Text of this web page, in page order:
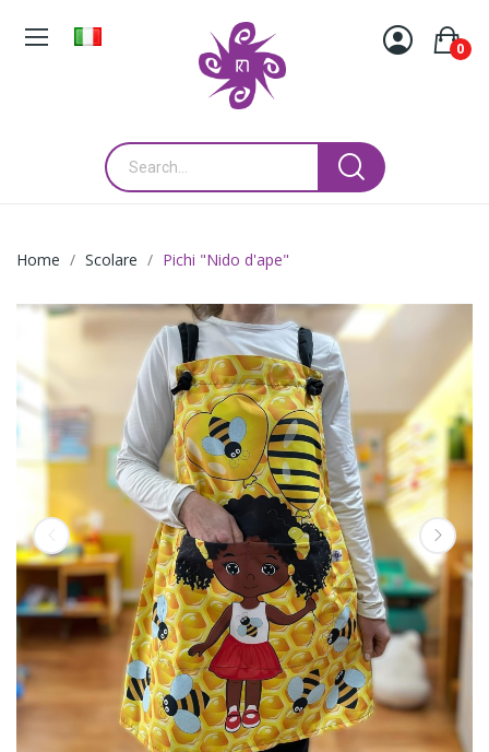
0
Home Scolare Pichi "Nido d'ape"